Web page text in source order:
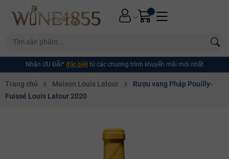
Nhận ƯU ĐÃI* đặc biệt từ các chương trình khuyến mãi mới nhất
Trang chủ Maison Louis Latour
Rượu vang Pháp Pouilly-
Fuissé Louis Latour 2020